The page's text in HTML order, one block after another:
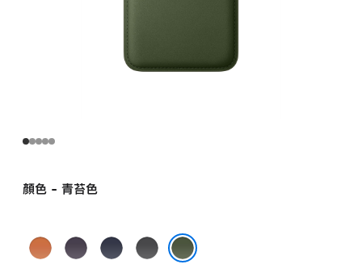
顏色 - 青苔色
狐
午
海
黑